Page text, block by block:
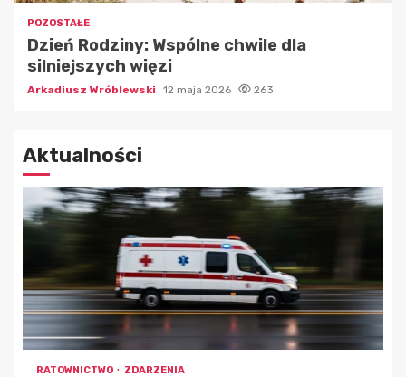
POZOSTAŁE
Dzień Rodziny: Wspólne chwile dla
silniejszych więzi
Arkadiusz Wróblewski 12 maja 2026 263
Aktualności
RATOWNICTWO ZDARZENIA